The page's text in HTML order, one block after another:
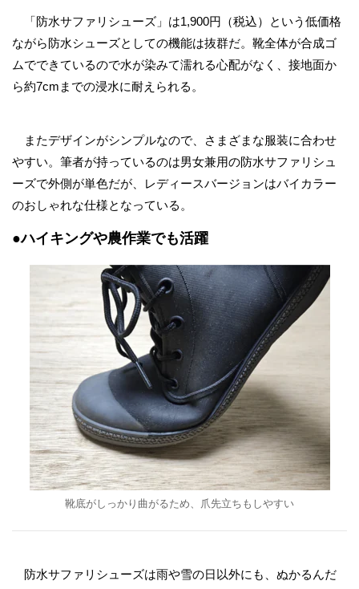
「防水サファリシューズ」は1,900円（税込）という低価格
ながら防水シューズとしての機能は抜群だ。靴全体が合成ゴ
ムでできているので水が染みて濡れる心配がなく、接地面か
ら約7cmまでの浸水に耐えられる。
またデザインがシンプルなので、さまざまな服装に合わせ
やすい。筆者が持っているのは男女兼用の防水サファリシュ
ーズで外側が単色だが、レディースバージョンはバイカラー
のおしゃれな仕様となっている。
●ハイキングや農作業でも活躍
靴底がしっかり曲がるため、爪先立ちもしやすい
防水サファリシューズは雨や雪の日以外にも、ぬかるんだ